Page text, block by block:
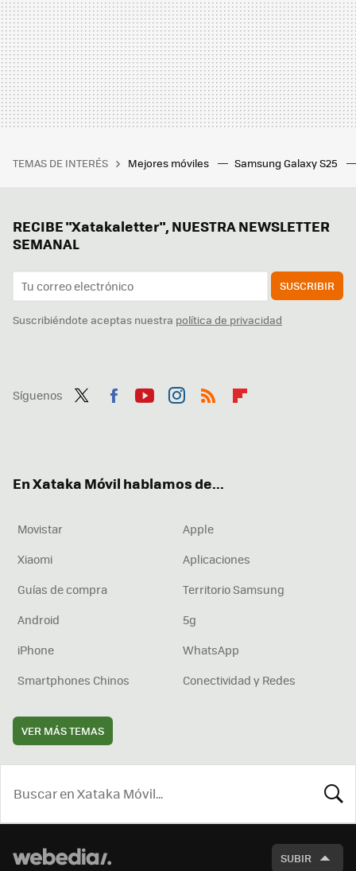
TEMAS DE INTERÉS Mejores móviles Samsung Galaxy S25
RECIBE "Xatakaletter", NUESTRA NEWSLETTER
SEMANAL
SUSCRIBIR
Suscribiéndote aceptas nuestra política de privacidad
Síguenos
En Xataka Móvil hablamos de...
Movistar
Apple
Xiaomi
Aplicaciones
Guías de compra
Territorio Samsung
Android
5g
iPhone
WhatsApp
Smartphones Chinos
Conectividad y Redes
VER MÁS TEMAS
SUBIR